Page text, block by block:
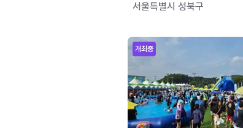
서울특별시 성북구
개최중